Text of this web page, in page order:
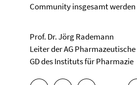
Community insgesamt
Prof. Dr. Jörg Rademann
Leiter der AG
GD des Instituts für Pharmazie